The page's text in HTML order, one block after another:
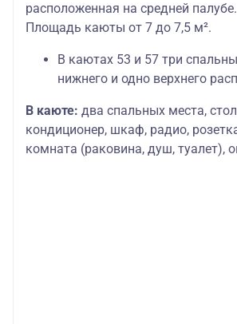
расположенная на средней палубе.
Площадь каюты от 7 до 7,5 м².
В каютах 53 и 57 три
нижнего и одно верхнего
В каюте: два спальных места,
кондиционер, шкаф, радио,
комната (раковина, душ, туалет),